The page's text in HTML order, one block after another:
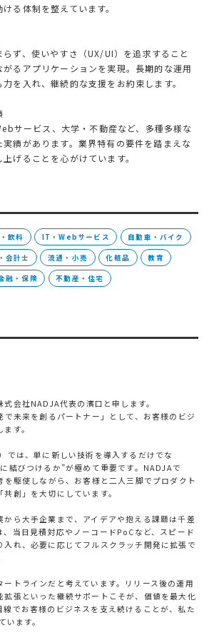
る体制を整えています。
ず、使いやすさ（UX/UI）を追求すること
るアプリケーションを実現。長期的な運用
を入れ、継続的な支援をお約束します。
サービス、大学・不動産など、多種多様な
績があります。業界特有の要件を踏まえな
げることを心がけています。
飲料 IT・Webサービス 自動車・バイク
会計士 流通・小売 化粧品 教育
融・保険 不動産・住宅
会社NADJA代表の濱口と申します。
未来を創るパートナー」として、お客様のビジ
す。
では、単に新しい技術を導入するだけでな
結びつけるか”が極めて重要です。NADJAで
駆使しながら、お客様と二人三脚でプロダクト
創」を大切にしています。
から大手企業まで、アイデアや抱える課題は千差
当日見積対応やノーコードPoCなど、スピード
れ、必要に応じてフルスクラッチ開発に拡張で
トラインだと考えています。リリース後の運用
拡張といった継続サポートこそが、価値を最大化
線でお客様のビジネスを支え続けることが、私た
ます。